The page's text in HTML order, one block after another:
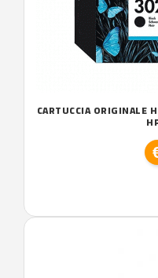
CARTUCCIA ORIGINALE